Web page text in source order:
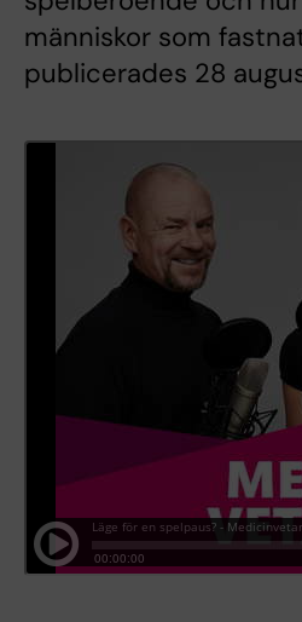
människor som
publicerades 28